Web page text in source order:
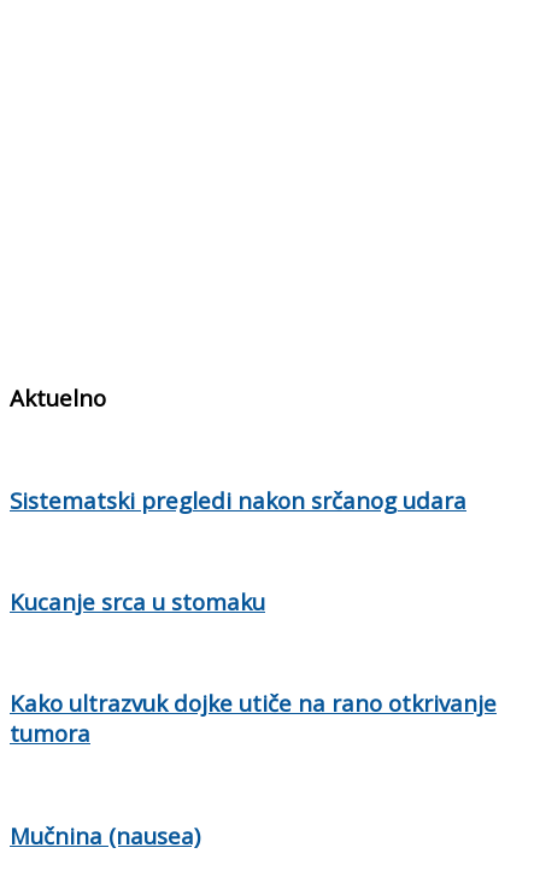
Aktuelno
Sistematski pregledi nakon srčanog udara
Kucanje srca u stomaku
Kako ultrazvuk dojke utiče na rano otkrivanje
tumora
Mučnina (nausea)